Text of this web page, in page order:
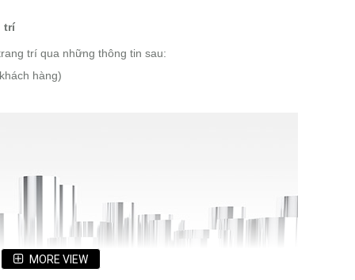
trí
trí qua những thông tin sau:
hàng)
MORE VIEW